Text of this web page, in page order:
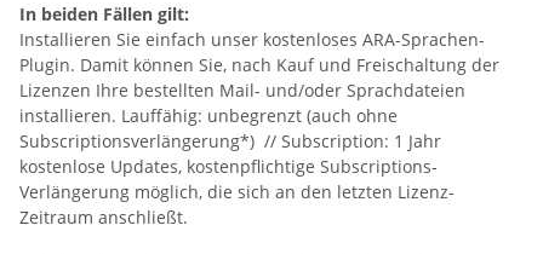
In beiden Fällen gilt:
Installieren Sie einfach unser kostenloses ARA-Sprachen-
Plugin. Damit können Sie, nach Kauf und Freischaltung der
Lizenzen Ihre bestellten Mail- und/oder Sprachdateien
installieren. Lauffähig: unbegrenzt (auch ohne
Subscriptionsverlängerung*) // Subscription: 1 Jahr
kostenlose Updates, kostenpflichtige Subscriptions-
Verlängerung möglich, die sich an den letzten Lizenz-
Zeitraum anschließt.